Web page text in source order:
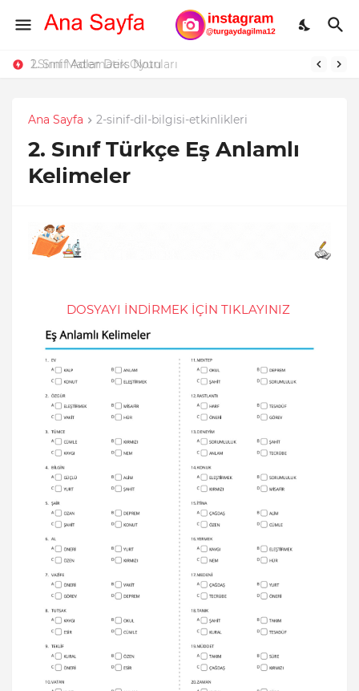
1.Sınıf Matematik Oyunları
2. Sınıf Adlar Ders Notu
Ana Sayfa 2-sinif-dil-bilgisi-etkinlikleri
2. Sınıf Türkçe Eş Anlamlı
Kelimeler
DOSYAYI İNDİRMEK İÇİN TIKLAYINIZ